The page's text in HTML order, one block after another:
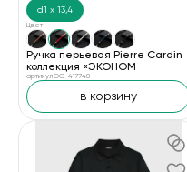
d1 х 13,4
Цвет
Ручка перьевая Pierre Cardin
коллекция «ЭКОНОМ
артикул OC-417748
в корзину